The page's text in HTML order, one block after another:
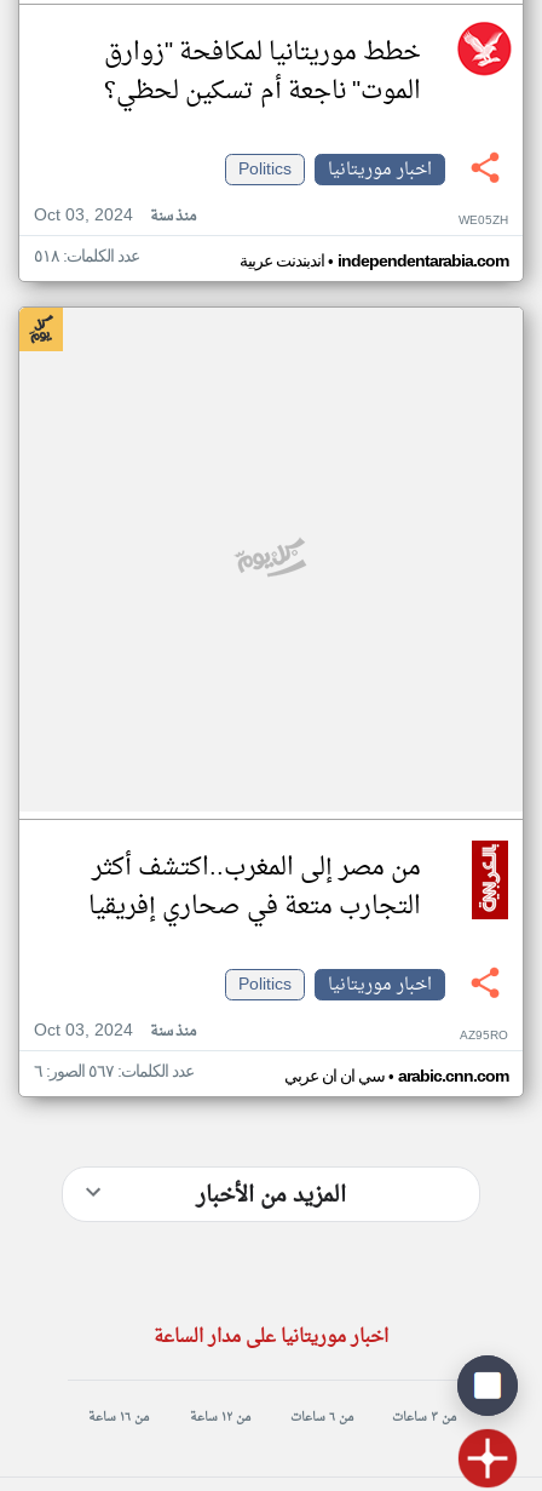
خطط موريتانيا لمكافحة "زوارق
الموت" ناجعة أم تسكين لحظي؟
اخبار موريتانيا
Politics
Oct 03, 2024
منذ سنة WE05ZH
اندبندنت عربية• independentarabia.com عدد الكلمات: ٥١٨
من مصر إلى المغرب..اكتشف أكثر
التجارب متعة في صحاري إفريقيا
اخبار موريتانيا
Politics
Oct 03, 2024
منذ سنة AZ95RO
سي ان ان عربي• arabic.cnn.com عدد الكلمات: ٥٦٧ الصور: ٦
المزيد من الأخبار
اخبار موريتانيا على مدار الساعة
من ٣ ساعات من ٦ ساعات من ١٢ ساعة من ١٦ ساعة